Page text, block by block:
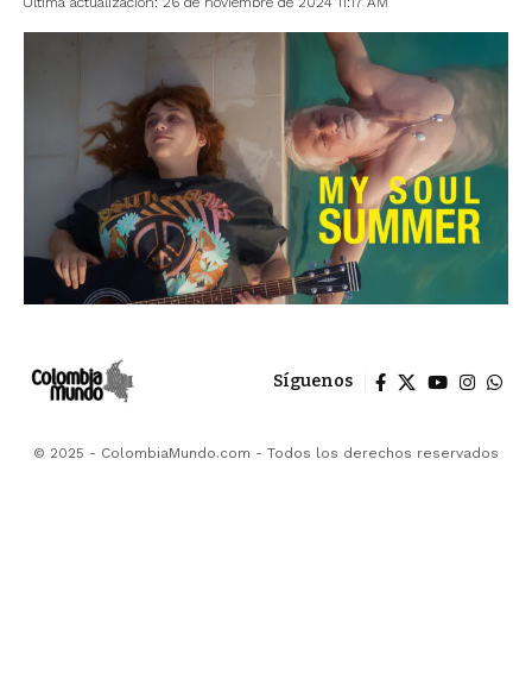
Síguenos
© 2025 - ColombiaMundo.com - Todos los derechos reservados